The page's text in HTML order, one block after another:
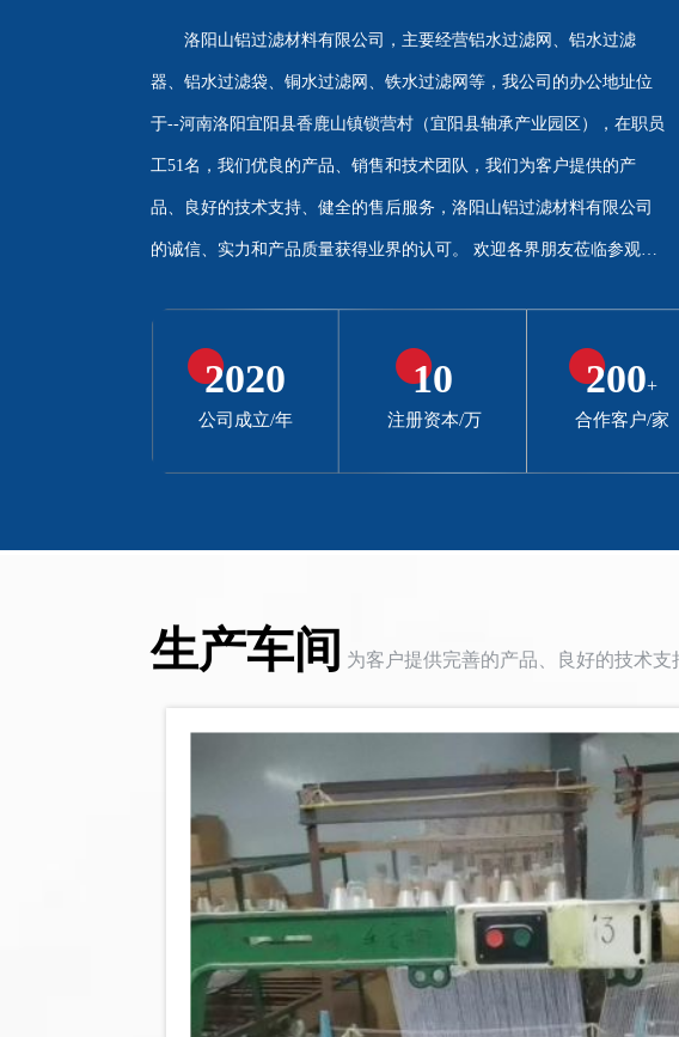
洛阳山铝过滤材料有限公司，主要经营铝水过滤网、铝水过滤
器、铝水过滤袋、铜水过滤网、铁水过滤网等，我公司的办公地址位
于--河南洛阳宜阳县香鹿山镇锁营村（宜阳县轴承产业园区），在职员
工51名，我们优良的产品、销售和技术团队，我们为客户提供的产
品、良好的技术支持、健全的售后服务，洛阳山铝过滤材料有限公司
的诚信、实力和产品质量获得业界的认可。 欢迎各界朋友莅临参观、
2020
公司成立/年
10
注册资本/万
200+
合作客户/家
生产车间 为客户提供完善的产品、良好的技术支